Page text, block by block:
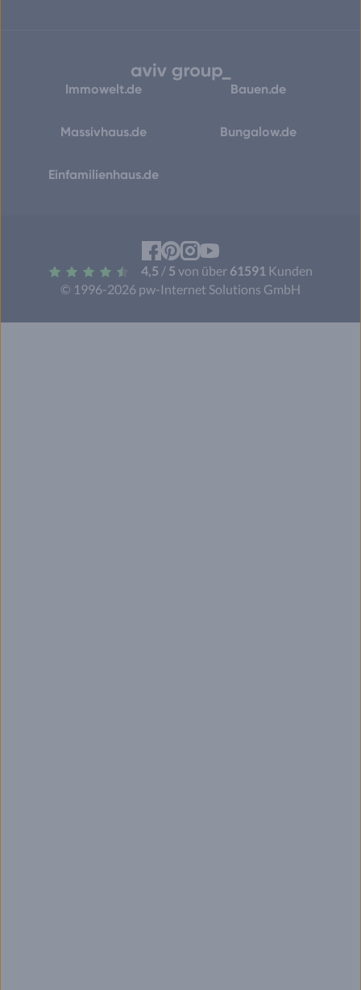
Immowelt.de Bauen.de
Massivhaus.de Bungalow.de
Einfamilienhaus.de
© 1996-2026 pw-Internet Solutions GmbH
4,5 / 5 von über 61591 Kunden
Facebook
Pinterest
Instagram